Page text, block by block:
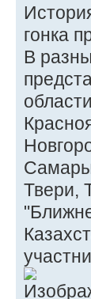
гонка
В
Твери,